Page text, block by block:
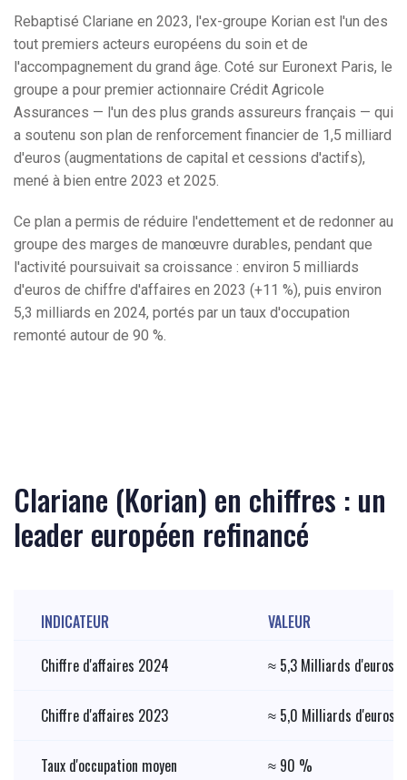
Rebaptisé Clariane en 2023, l'ex-groupe Korian est l'un des
tout premiers acteurs européens du soin et de
l'accompagnement du grand âge. Coté sur Euronext Paris, le
groupe a pour premier actionnaire Crédit Agricole
Assurances — l'un des plus grands assureurs français — qui
a soutenu son plan de renforcement financier de 1,5 milliard
d'euros (augmentations de capital et cessions d'actifs),
mené à bien entre 2023 et 2025.
Ce plan a permis de réduire l'endettement et de redonner au
groupe des marges de manœuvre durables, pendant que
l'activité poursuivait sa croissance : environ 5 milliards
d'euros de chiffre d'affaires en 2023 (+11 %), puis environ
5,3 milliards en 2024, portés par un taux d'occupation
remonté autour de 90 %.
Clariane (Korian) en chiffres : un
leader européen refinancé
INDICATEUR
VALEUR
Chiffre d'affaires 2024
≈ 5,3 Milliards d'euros
Chiffre d'affaires 2023 ≈ 5,0 Milliards d'euros
Taux d'occupation moyen ≈ 90 %